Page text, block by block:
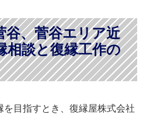
谷、菅谷エリア近
相談と復縁工作の
を目指すとき、復縁屋株式会社